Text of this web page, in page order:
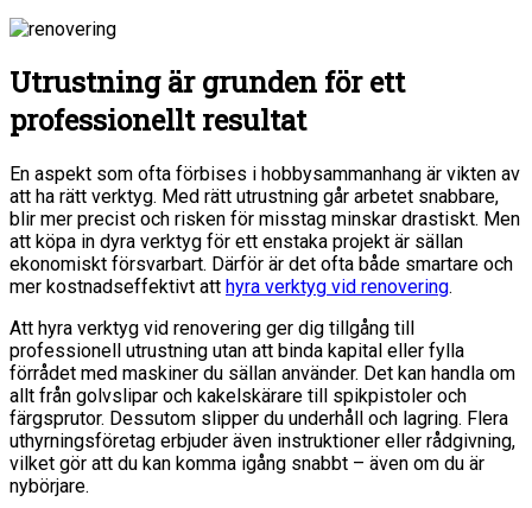
Utrustning är grunden för ett
professionellt resultat
En aspekt som ofta förbises i hobbysammanhang är vikten av
att ha rätt verktyg. Med rätt utrustning går arbetet snabbare,
blir mer precist och risken för misstag minskar drastiskt. Men
att köpa in dyra verktyg för ett enstaka projekt är sällan
ekonomiskt försvarbart. Därför är det ofta både smartare och
mer kostnadseffektivt att hyra verktyg vid renovering.
Att hyra verktyg vid renovering ger dig tillgång till
professionell utrustning utan att binda kapital eller fylla
förrådet med maskiner du sällan använder. Det kan handla om
allt från golvslipar och kakelskärare till spikpistoler och
färgsprutor. Dessutom slipper du underhåll och lagring. Flera
uthyrningsföretag erbjuder även instruktioner eller rådgivning,
vilket gör att du kan komma igång snabbt – även om du är
nybörjare.